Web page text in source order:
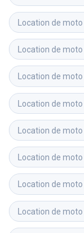
Location de moto
Location de moto
Location de moto
Location de moto
Location de moto
Location de moto
Location de moto
Location de moto